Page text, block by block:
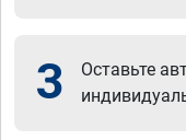
3
Оставьте